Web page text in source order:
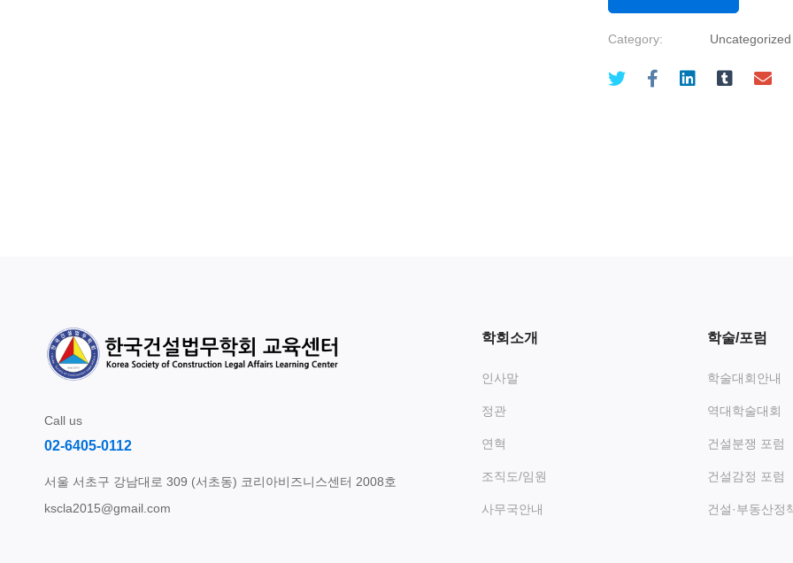
Category: Uncategorized
Call us
02-6405-0112
서울 서초구 강남대로 309 (서초동) 코리아비즈니스센터 2008호
kscla2015@gmail.com
학회소개
인사말
정관
연혁
조직도/임원
사무국안내
학술/포럼
학술대회안내
역대학술대회
건설분쟁 포럼
건설감정 포럼
건설·부동산정